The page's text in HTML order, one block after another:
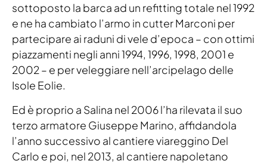
sottoposto la barca ad un refitting totale nel 1992
e ne ha cambiato l’armo in cutter Marconi per
partecipare ai raduni di vele d’epoca – con ottimi
piazzamenti negli anni 1994, 1996, 1998, 2001 e
2002 – e per veleggiare nell’arcipelago delle
Isole Eolie.
Ed è proprio a Salina nel 2006 l’ha rilevata il suo
terzo armatore Giuseppe Marino, affidandola
l’anno successivo al cantiere viareggino Del
Carlo e poi, nel 2013, al cantiere napoletano